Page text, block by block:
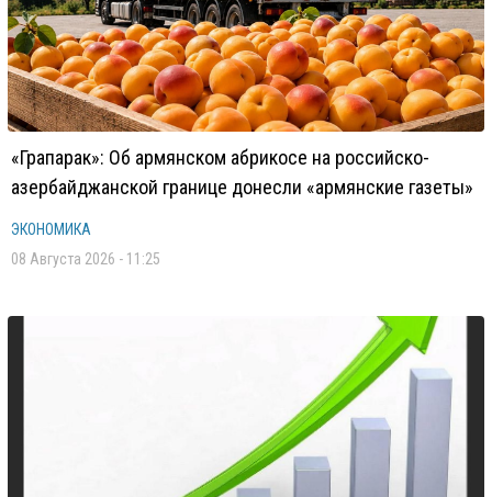
«Грапарак»: Об армянском абрикосе на российско-
азербайджанской границе донесли «армянские газеты»
ЭКОНОМИКА
08 Августа 2026 - 11:25